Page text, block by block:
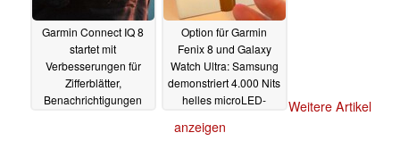
Garmin Connect IQ 8
startet mit
Verbesserungen für
Zifferblätter,
Benachrichtigungen
Option für Garmin
Fenix 8 und Galaxy
Watch Ultra: Samsung
demonstriert 4.000 Nits
helles microLED-
Weitere Artikel
anzeigen